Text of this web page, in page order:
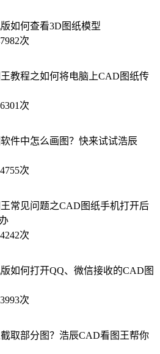
如何查看3D图纸模型
次
教程之如何将电脑上CAD图纸传
次
件中怎么画图？快来试试浩辰
次
常见问题之CAD图纸手机打开后
次
如何打开QQ、微信接收的CAD图
次
取部分图？浩辰CAD看图王帮你